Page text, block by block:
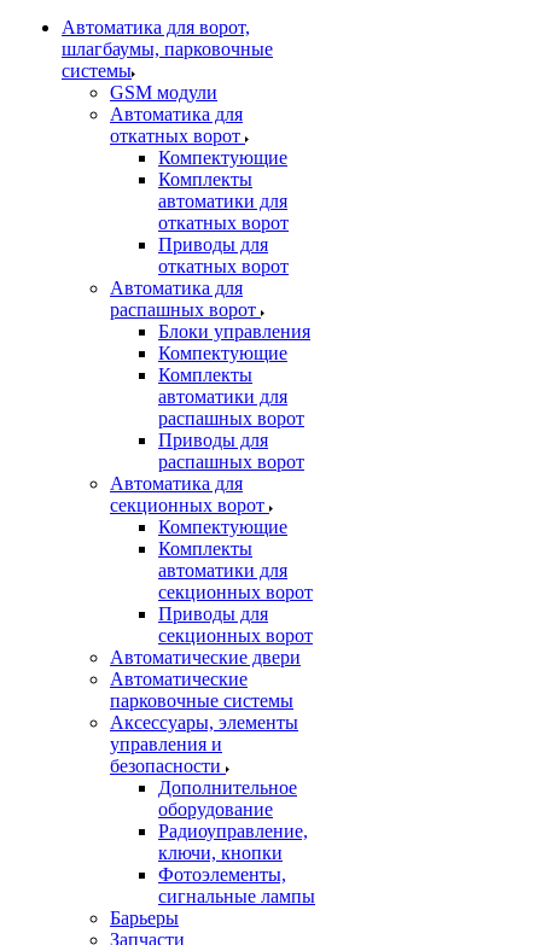
Автоматика для ворот,
шлагбаумы, парковочные
системы
GSM модули
Автоматика для
откатных ворот
Компектующие
Комплекты
автоматики для
откатных ворот
Приводы для
откатных ворот
Автоматика для
распашных ворот
Блоки управления
Компектующие
Комплекты
автоматики для
распашных ворот
Приводы для
распашных ворот
Автоматика для
секционных ворот
Компектующие
Комплекты
автоматики для
секционных ворот
Приводы для
секционных ворот
Автоматические двери
Автоматические
парковочные системы
Аксессуары, элементы
управления и
безопасности
Дополнительное
оборудование
Радиоуправление,
ключи, кнопки
Фотоэлементы,
сигнальные лампы
Барьеры
Запчасти